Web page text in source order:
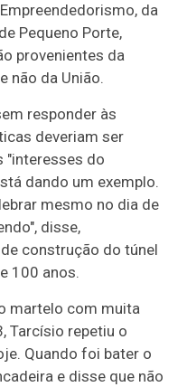
da
Pequeno Porte,
provenientes da
não da União.
responder às
deveriam ser
"interesses do
dando um exemplo.
mesmo no dia de
disse,
construção do túnel
100 anos.
martelo com muita
Tarcísio repetiu o
Quando foi bater o
e disse que não